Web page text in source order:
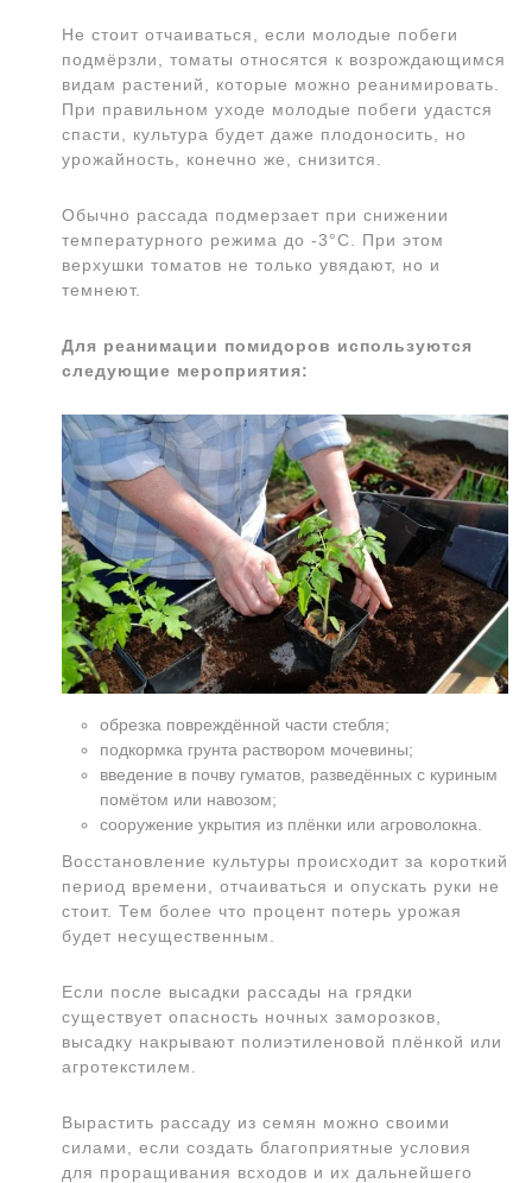
Не стоит отчаиваться, если молодые побеги
подмёрзли, томаты относятся к возрождающимся
видам растений, которые можно реанимировать.
При правильном уходе молодые побеги удастся
спасти, культура будет даже плодоносить, но
урожайность, конечно же, снизится.
Обычно рассада подмерзает при снижении
температурного режима до -3°С. При этом
верхушки томатов не только увядают, но и
темнеют.
Для реанимации помидоров используются
следующие мероприятия:
обрезка повреждённой части стебля;
подкормка грунта раствором мочевины;
введение в почву гуматов, разведённых с куриным
помётом или навозом;
сооружение укрытия из плёнки или агроволокна.
Восстановление культуры происходит за короткий
период времени, отчаиваться и опускать руки не
стоит. Тем более что процент потерь урожая
будет несущественным.
Если после высадки рассады на грядки
существует опасность ночных заморозков,
высадку накрывают полиэтиленовой плёнкой или
агротекстилем.
Вырастить рассаду из семян можно своими
силами, если создать благоприятные условия
для проращивания всходов и их дальнейшего